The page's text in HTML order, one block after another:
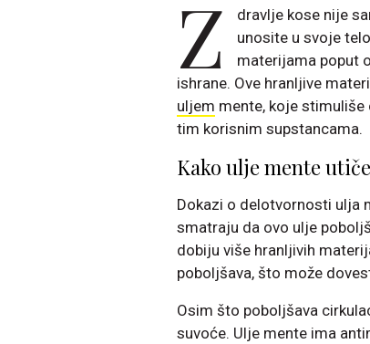
Z dravlje kose nije
unosite u svoje
materijama poput
ishrane. Ove hranljive
uljem mente, koje
tim korisnim supstancama.
Kako ulje mente
Dokazi o delotvornosti ulja
smatraju da ovo ulje
dobiju više hranljivih
poboljšava, što može
Osim što poboljšava
suvoće. Ulje mente ima